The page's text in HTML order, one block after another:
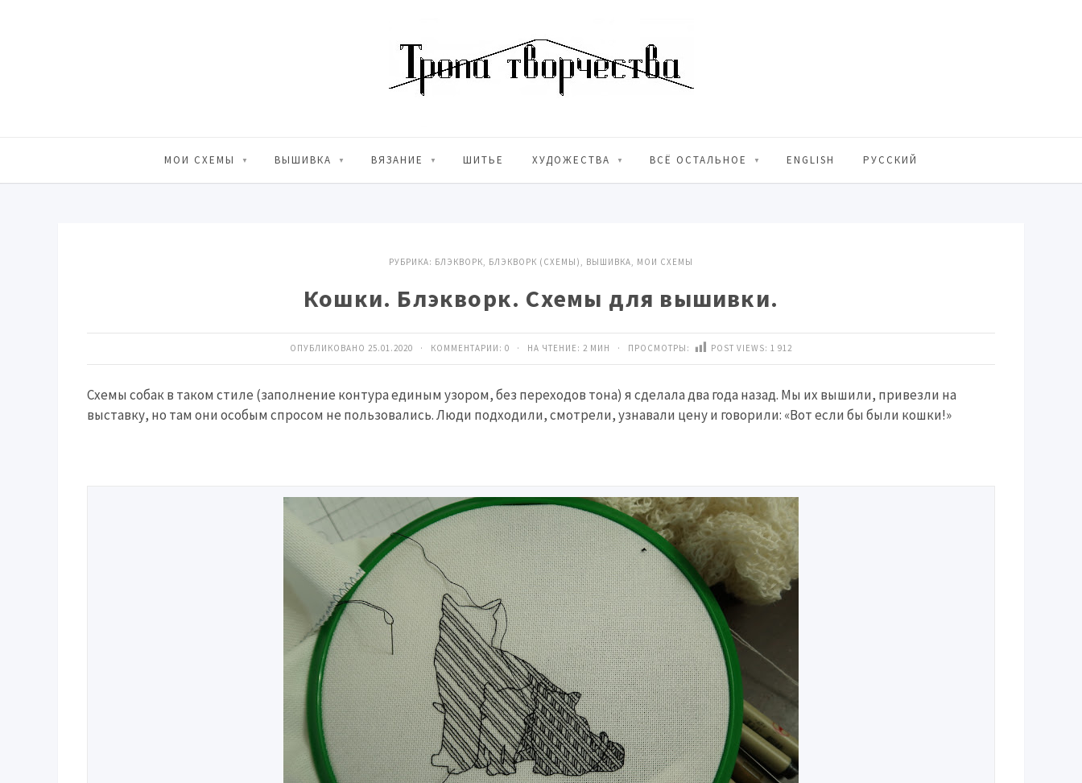
МОИ СХЕМЫ ВЫШИВКА ВЯЗАНИЕ ШИТЬЕ ХУДОЖЕСТВА ВСЁ ОСТАЛЬНОЕ ENGLISH РУССКИЙ
РУБРИКА: БЛЭКВОРК, БЛЭКВОРК (СХЕМЫ) , ВЫШИВКА, МОИ СХЕМЫ
Кошки. Блэкворк. Схемы для вышивки.
ОПУБЛИКОВАНО 25.01.2020 · КОММЕНТАРИИ: 0 · НА ЧТЕНИЕ: 2 МИН · ПРОСМОТРЫ: POST VIEWS: 1 912
Схемы собак в таком стиле (заполнение контура единым узором, без переходов тона) я сделала два года назад. Мы их вышили, привезли на
выставку, но там они особым спросом не пользовались. Люди подходили, смотрели, узнавали цену и говорили: «Вот если бы были кошки!»